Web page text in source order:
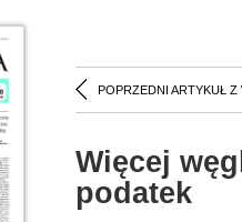
POPRZEDNI ARTYKUŁ Z
Więcej
podatek